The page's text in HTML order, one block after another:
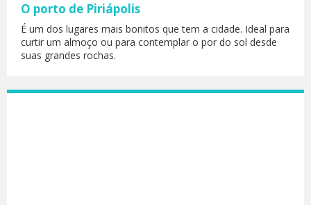
O porto de Piriápolis
É um dos lugares mais bonitos que tem a cidade. Ideal para
curtir um almoço ou para contemplar o por do sol desde
suas grandes rochas.